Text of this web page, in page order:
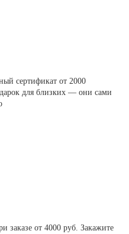
сертификат от 2000
для близких — они сами
заказе от 4000 руб. Закажите